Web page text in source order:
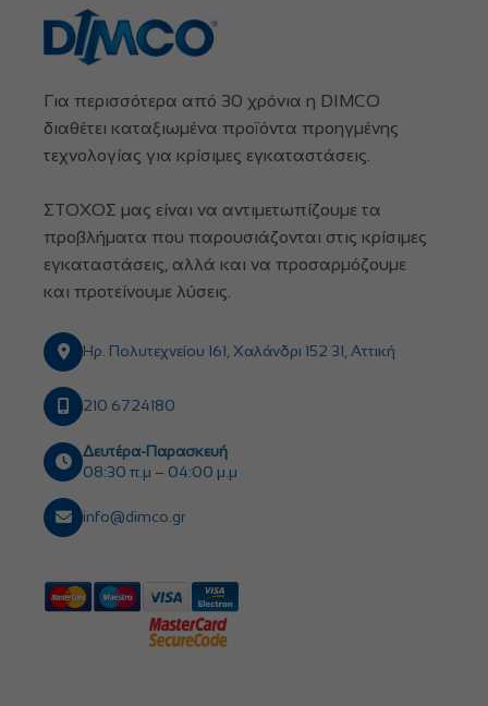
Για περισσότερα από 30 χρόνια η DIMCO
διαθέτει καταξιωμένα προϊόντα προηγμένης
τεχνολογίας για κρίσιμες εγκαταστάσεις.
ΣΤΟΧΟΣ μας είναι να αντιμετωπίζουμε τα
προβλήματα που παρουσιάζονται στις κρίσιμες
εγκαταστάσεις, αλλά και να προσαρμόζουμε
και προτείνουμε λύσεις.
Ηρ. Πολυτεχνείου 161, Χαλάνδρι 152 31, Αττική
210 6724180
Δευτέρα-Παρασκευή
08:30 π.μ – 04:00 μ.μ
info@dimco.gr